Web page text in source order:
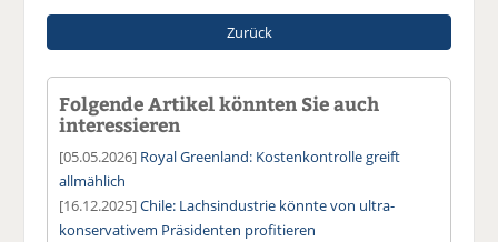
Zurück
Folgende Artikel könnten Sie auch
interessieren
[05.05.2026] Royal Greenland: Kostenkontrolle greift
allmählich
[16.12.2025]Chile: Lachsindustrie könnte von ultra-
konservativem Präsidenten profitieren